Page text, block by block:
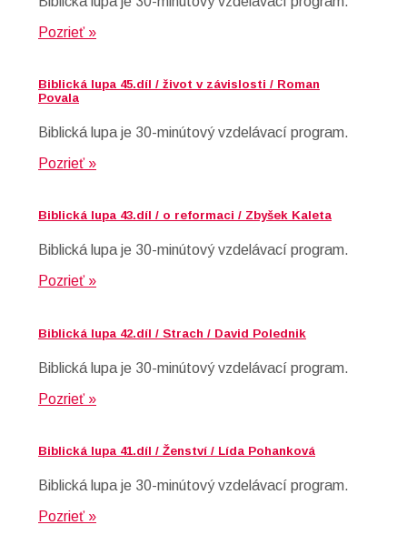
Pozrieť »
Biblická lupa 45.díl / život v závislosti / Roman
Povala
Biblická lupa je 30-minútový vzdelávací program.
Pozrieť »
Biblická lupa 43.díl / o reformaci / Zbyšek Kaleta
Biblická lupa je 30-minútový vzdelávací program.
Pozrieť »
Biblická lupa 42.díl / Strach / David Polednik
Biblická lupa je 30-minútový vzdelávací program.
Pozrieť »
Biblická lupa 41.díl / Ženství / Lída Pohanková
Biblická lupa je 30-minútový vzdelávací program.
Pozrieť »